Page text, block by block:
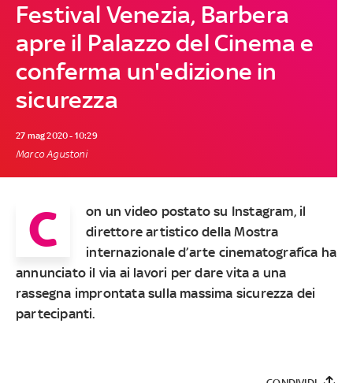
Festival Venezia, Barbera
apre il Palazzo del Cinema e
conferma un'edizione in
sicurezza
27 mag 2020 - 10:29
Marco Agustoni
C
on un video postato su Instagram, il
direttore artistico della Mostra
internazionale d’arte cinematografica ha
annunciato il via ai lavori per dare vita a una
rassegna improntata sulla massima sicurezza dei
partecipanti.